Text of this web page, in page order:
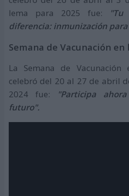
lema para 2025 fue:
"Tu
diferencia: inmunización
Semana de Vacunación en
La Semana de
celebró del 20 al 27 de abril
2024 fue:
"Participa
futuro".